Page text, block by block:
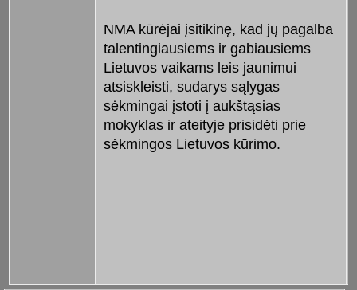
NMA kūrėjai įsitikinę, kad jų pagalba
talentingiausiems ir gabiausiems
Lietuvos vaikams leis jaunimui
atsiskleisti, sudarys sąlygas
sėkmingai įstoti į aukštąsias
mokyklas ir ateityje prisidėti prie
sėkmingos Lietuvos kūrimo.